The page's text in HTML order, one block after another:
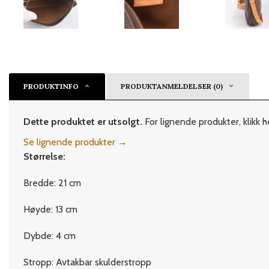
PRODUKTINFO PRODUKTANMELDELSER (0)
Dette produktet er utsolgt. For lignende produkter, klikk
Se lignende produkter →
Størrelse:
Bredde: 21 cm
Høyde: 13 cm
Dybde: 4 cm
Stropp: Avtakbar skulderstropp